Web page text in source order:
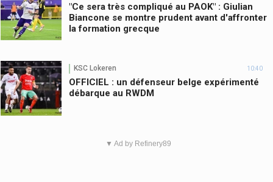
"Ce sera très compliqué au PAOK" : Giulian
Biancone se montre prudent avant d'affronter
la formation grecque
KSC Lokeren 10:40
OFFICIEL : un défenseur belge expérimenté
débarque au RWDM
▼ Ad by Refinery89